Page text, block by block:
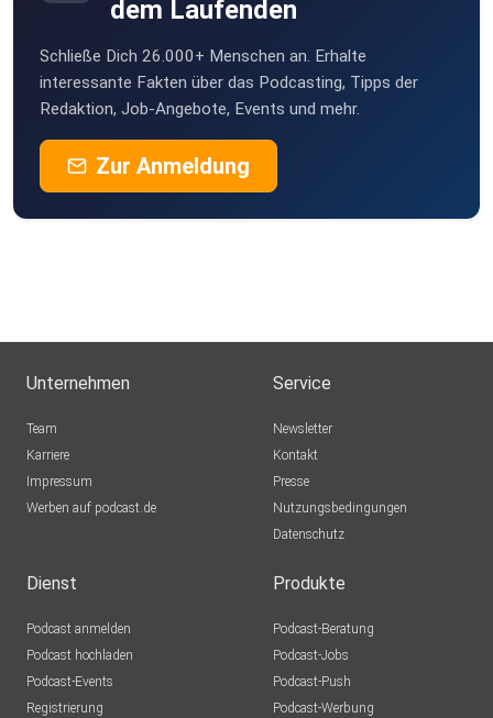
dem Laufenden
Schließe Dich 26.000+ Menschen an. Erhalte
interessante Fakten über das Podcasting, Tipps der
Redaktion, Job-Angebote, Events und mehr.
Zur Anmeldung
Unternehmen
Team
Karriere
Impressum
Werben auf podcast.de
Service
Newsletter
Kontakt
Presse
Nutzungsbedingungen
Datenschutz
Dienst
Podcast anmelden
Podcast hochladen
Podcast-Events
Registrierung
Produkte
Podcast-Beratung
Podcast-Jobs
Podcast-Push
Podcast-Werbung